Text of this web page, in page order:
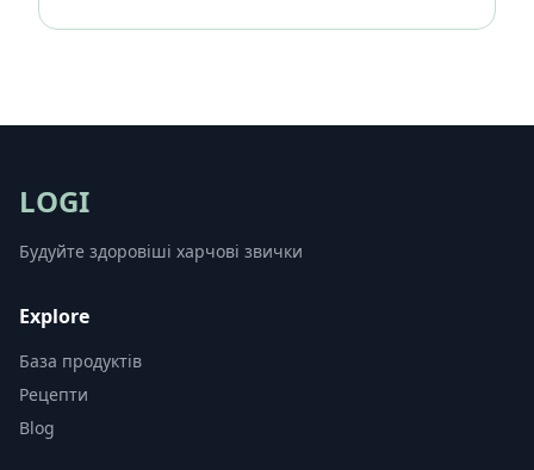
LOGI
Будуйте здоровіші харчові звички
Explore
База продуктів
Рецепти
Blog